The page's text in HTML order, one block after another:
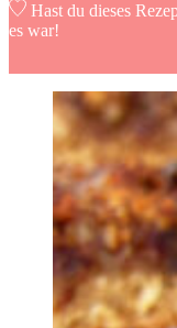
Hast du dieses
es war!